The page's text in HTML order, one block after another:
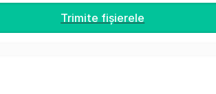
Trimite fișierele